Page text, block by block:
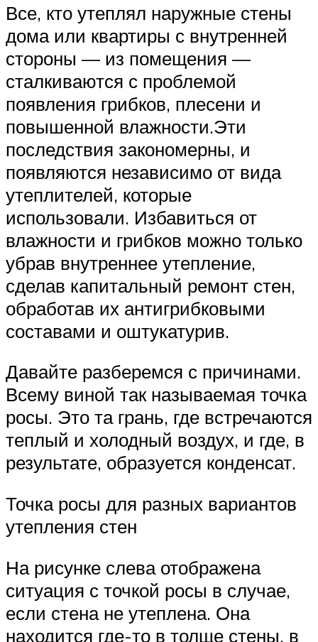
Все, кто утеплял наружные стены
дома или квартиры с внутренней
стороны — из помещения —
сталкиваются с проблемой
появления грибков, плесени и
повышенной влажности.Эти
последствия закономерны, и
появляются независимо от вида
утеплителей, которые
использовали. Избавиться от
влажности и грибков можно только
убрав внутреннее утепление,
сделав капитальный ремонт стен,
обработав их антигрибковыми
составами и оштукатурив.
Давайте разберемся с причинами.
Всему виной так называемая точка
росы. Это та грань, где встречаются
теплый и холодный воздух, и где, в
результате, образуется конденсат.
Точка росы для разных вариантов
утепления стен
На рисунке слева отображена
ситуация с точкой росы в случае,
если стена не утеплена. Она
находится где-то в толще стены, в